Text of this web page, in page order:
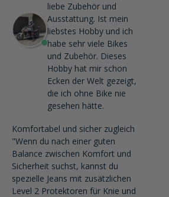
liebe Zubehör und
Ausstattung. Ist mein
liebstes Hobby und ich
habe sehr viele Bikes
und Zubehör. Dieses
Hobby hat mir schon
Ecken der Welt gezeigt,
die ich ohne Bike nie
gesehen hätte.
Komfortabel und sicher zugleich
"Wenn du nach einer guten
Balance zwischen Komfort und
Sicherheit suchst, kannst du
spezielle Jeans mit zusätzlichen
Level 2 Protektoren für Knie und